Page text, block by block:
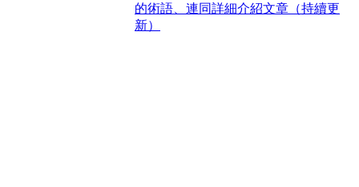
的術語、連同詳細介紹文章（持續更
新）